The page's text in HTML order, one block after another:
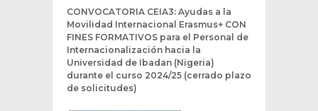
CONVOCATORIA CEIA3: Ayudas a la
Movilidad Internacional Erasmus+ CON
FINES FORMATIVOS para el Personal de
Internacionalización hacia la
Universidad de Ibadan (Nigeria)
durante el curso 2024/25 (cerrado plazo
de solicitudes)